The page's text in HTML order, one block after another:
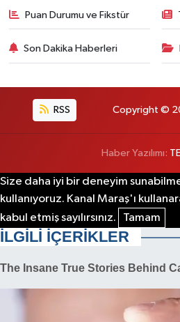
Puan Durumu ve Fikstür
Son Dakika Haberleri
RSS Copyright ©
Haber Yazılımı:
Size daha iyi bir deneyim
kullanıyoruz. Kanal Maraş'ı
kabul etmiş sayılırsınız.
Tamam